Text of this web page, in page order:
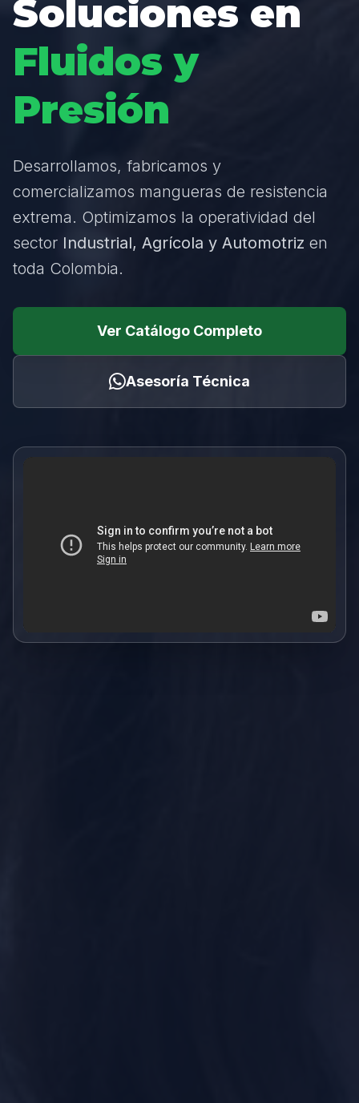
Soluciones en
Fluidos y
Presión
Desarrollamos, fabricamos y
comercializamos mangueras de resistencia
extrema. Optimizamos la operatividad del
sector Industrial, Agrícola y Automotriz en
toda Colombia.
Ver Catálogo Completo
Asesoría Técnica